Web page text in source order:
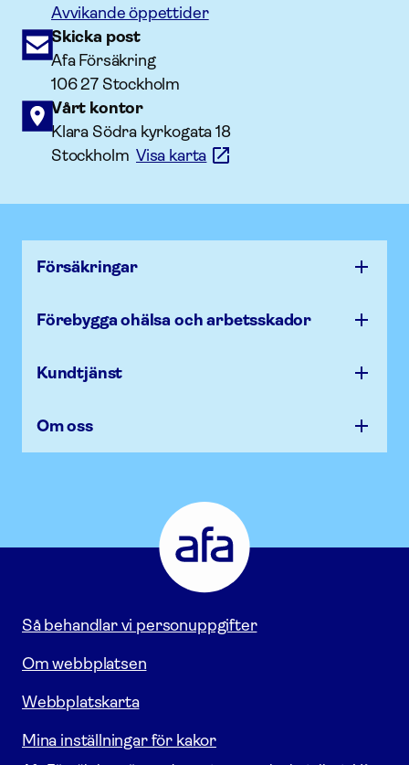
Avvikande öppettider
Skicka post
Afa Försäkring
106 27 Stockholm
Vårt kontor
Klara Södra kyrkogata 18
StockholmVisa karta
Försäk­ringar
Förebygga ohälsa och arbets­skador
Kundtjänst
Om oss
Försäkring
Gå
till
startsidan
Så behandlar vi personuppgifter
Om webbplatsen
Webbplatskarta
Mina inställningar för kakor